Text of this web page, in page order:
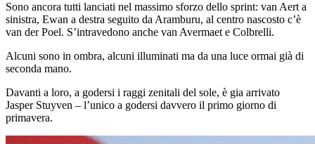
Sono ancora tutti lanciati nel massimo sforzo dello sprint: van Aert a
sinistra, Ewan a destra seguito da Aramburu, al centro nascosto c’è
van der Poel. S’intravedono anche van Avermaet e Colbrelli.
Alcuni sono in ombra, alcuni illuminati ma da una luce ormai già di
seconda mano.
Davanti a loro, a godersi i raggi zenitali del sole, è gia arrivato
Jasper Stuyven – l’unico a godersi davvero il primo giorno di
primavera.